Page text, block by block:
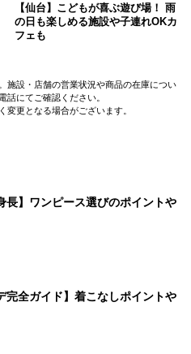
【仙台】こどもが喜ぶ遊び場！ 雨
の日も楽しめる施設や子連れOKカ
フェも
施設・店舗の営業状況や商品の在庫につい
話にてご確認ください。
変更となる場合がございます。
長】ワンピース選びのポイントや
完全ガイド】着こなしポイントや